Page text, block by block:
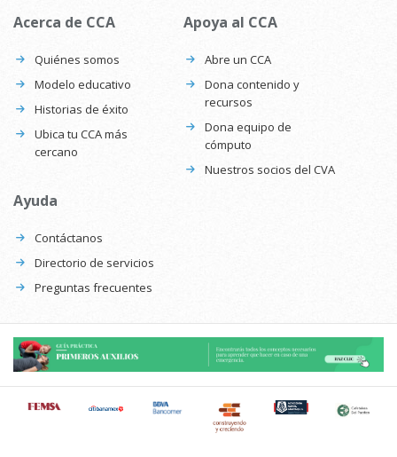
Acerca de CCA
Quiénes somos
Modelo educativo
Historias de éxito
Ubica tu CCA más
cercano
Apoya al CCA
Abre un CCA
Dona contenido y
recursos
Dona equipo de
cómputo
Nuestros socios del CVA
Ayuda
Contáctanos
Directorio de servicios
Preguntas frecuentes